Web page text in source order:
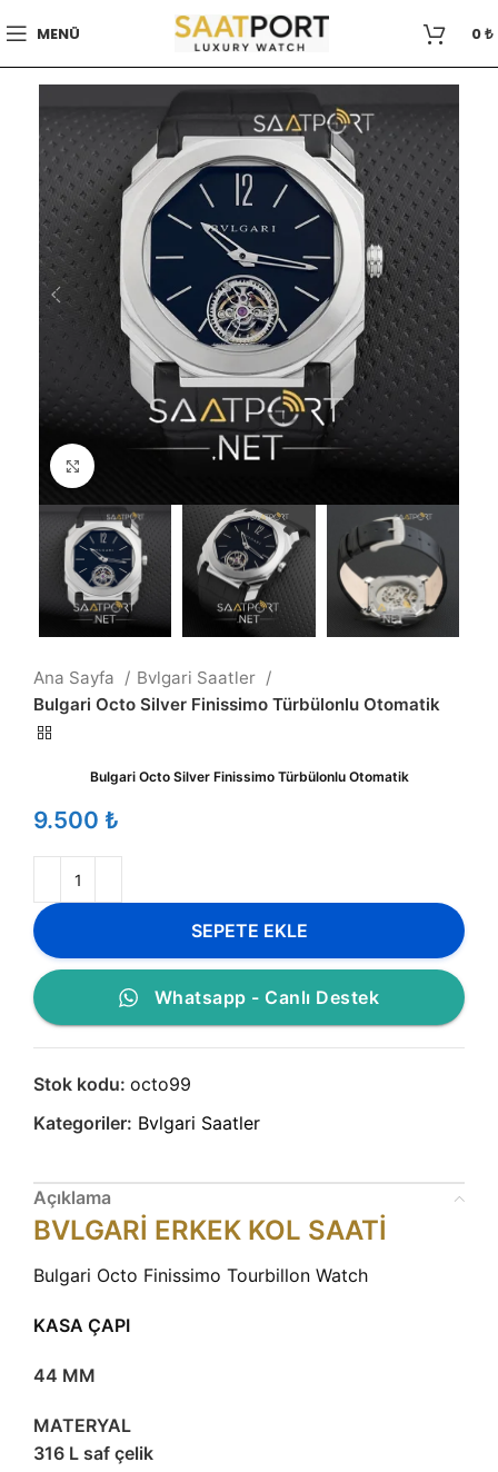
MENÜ 0₺
Büyütmek için tıklayın
Ana Sayfa
Bvlgari Saatler
Bulgari Octo Silver Finissimo Türbülonlu Otomatik
Bulgari Octo Silver Finissimo Türbülonlu Otomatik
₺
SEPETE EKLE
Whatsapp - Canlı Destek
Stok kodu: octo99
Kategoriler: Bvlgari Saatler
Açıklama
BVLGARİ ERKEK KOL SAATİ
Bulgari Octo Finissimo Tourbillon Watch
KASA ÇAPI
44 MM
MATERYAL
316 L saf çelik